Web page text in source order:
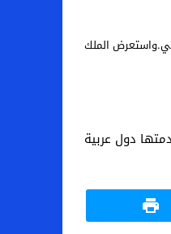
الملك
دول عربية